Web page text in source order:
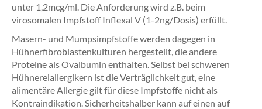
unter 1,2mcg/ml. Die Anforderung wird z.B. beim
virosomalen Impfstoff Inflexal V (1-2ng/Dosis) erfüllt.
Masern- und Mumpsimpfstoffe werden dagegen in
Hühnerfibroblastenkulturen hergestellt, die andere
Proteine als Ovalbumin enthalten. Selbst bei schweren
Hühnereiallergikern ist die Verträglichkeit gut, eine
alimentäre Allergie gilt für diese Impfstoffe nicht als
Kontraindikation. Sicherheitshalber kann auf einen auf